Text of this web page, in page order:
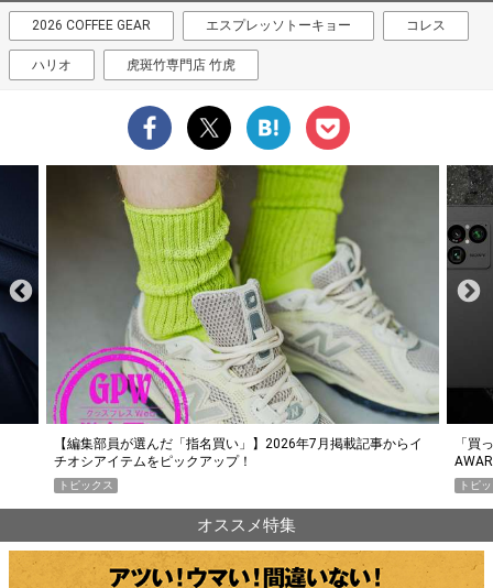
2026 COFFEE GEAR エスプレッソトーキョー コレス
ハリオ 虎斑竹専門店 竹虎
「買って損なし」の極上スマホ5選【GoodsPress 2026上半期
AWARD】
トピックス
薄着
PR
オススメ特集